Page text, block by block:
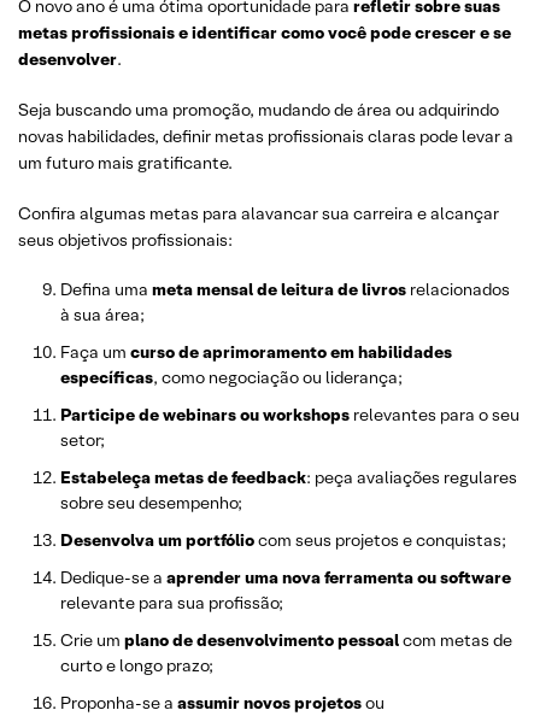
O novo ano é uma ótima oportunidade para refletir sobre suas
metas profissionais e identificar como você pode crescer e se
desenvolver.
Seja buscando uma promoção, mudando de área ou adquirindo
novas habilidades, definir metas profissionais claras pode levar a
um futuro mais gratificante.
Confira algumas metas para alavancar sua carreira e alcançar
seus objetivos profissionais:
Defina uma meta mensal de leitura de livros relacionados
à sua área;
Faça um curso de aprimoramento em habilidades
específicas, como negociação ou liderança;
Participe de webinars ou workshops relevantes para o seu
setor;
Estabeleça metas de feedback: peça avaliações regulares
sobre seu desempenho;
Desenvolva um portfóliocom seus projetos e conquistas;
Dedique-se a aprender uma nova ferramenta ou software
relevante para sua profissão;
Crie um plano de desenvolvimento pessoalcom metas de
curto e longo prazo;
Proponha-se a assumir novos projetosou